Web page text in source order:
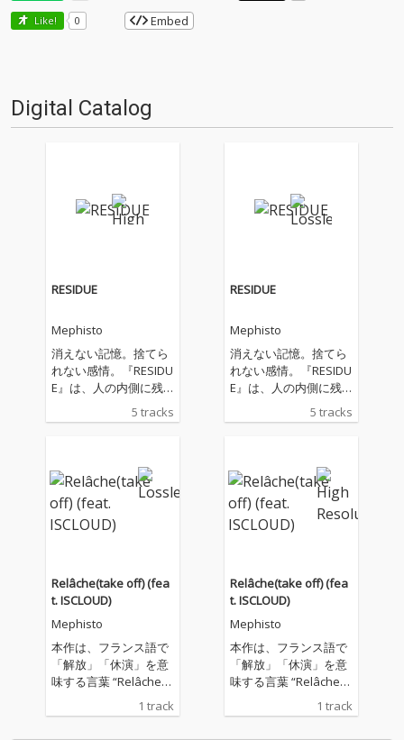
Like! 0 Embed
Digital Catalog
RESIDUE
Mephisto
消えない記憶。捨てら
れない感情。『RESIDU
E』は、人の内側に残
り続ける"残留物"をテ
ーマにした作品。依存
たまま前へ進もうとす
る姿を記録した5曲入
りEP。
5 tracks
RESIDUE
Mephisto
消えない記憶。捨てら
れない感情。『RESIDU
E』は、人の内側に残
り続ける"残留物"をテ
ーマにした作品。依存
たまま前へ進もうとす
る姿を記録した5曲入
りEP。
5 tracks
Relâche(take off) (fea
t. ISCLOUD)
Mephisto
本作は、フランス語で
「解放」「休演」を意
味する言葉 “Relâche”
をタイトルに掲げ、 不
安定な世界の中で揺れ
1 track
Relâche(take off) (fea
t. ISCLOUD)
Mephisto
本作は、フランス語で
「解放」「休演」を意
味する言葉 “Relâche”
をタイトルに掲げ、 不
安定な世界の中で揺れ
1 track